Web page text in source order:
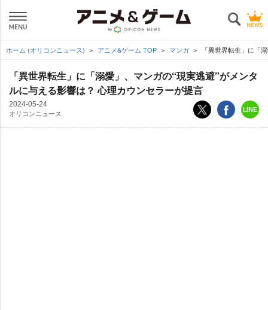
ホーム (オリコンニュース) アニメ&ゲーム TOP マンガ 「異世界転生」に「
「異世界転生」に「溺愛」、マンガの“現実逃避”がメンタ
ルに与える影響は？ 心理カウンセラーが提言
2024-05-24
オリコンニュース